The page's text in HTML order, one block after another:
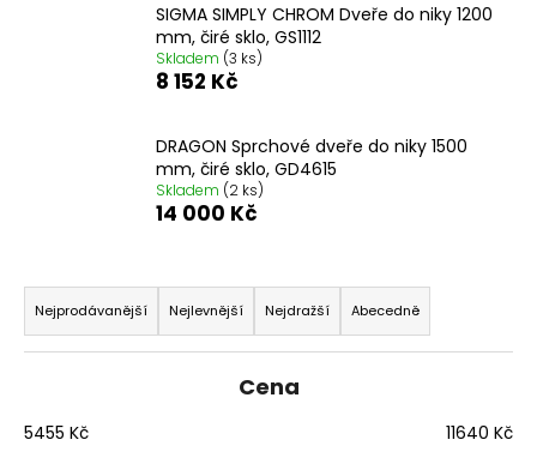
SIGMA SIMPLY CHROM Dveře do niky 1200
mm, čiré sklo, GS1112
Skladem (3 ks)
8 152 Kč
DRAGON Sprchové dveře do niky 1500
mm, čiré sklo, GD4615
Skladem (2 ks)
14 000 Kč
Ř
a
z
í
Nejprodávanější Nejlevnější Nejdražší Abecedně
Cena
5455 Kč 11640 Kč
DRAGON
SPRCHOVÉ
DVEŘE
MM,